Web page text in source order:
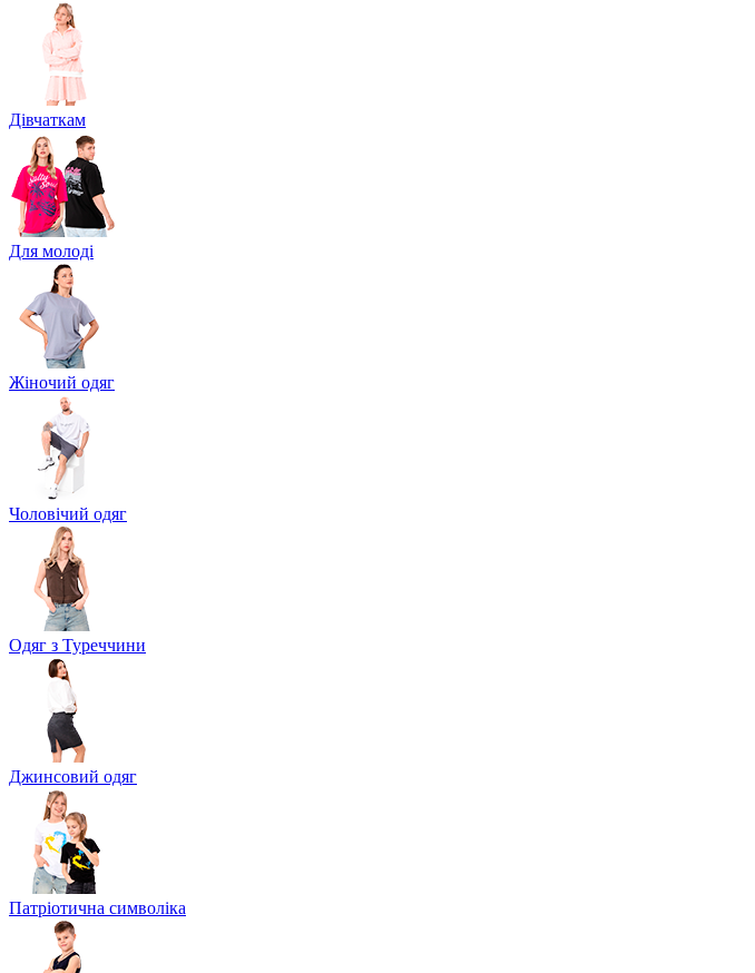
Дівчаткам
Для молоді
Жіночий одяг
Чоловічий одяг
Одяг з Туреччини
Джинсовий одяг
Патріотична символіка